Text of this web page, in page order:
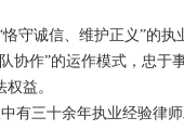
恪守诚信、维护正义”的
协作”的运作模式，忠
益。
有三十余年执业经验律